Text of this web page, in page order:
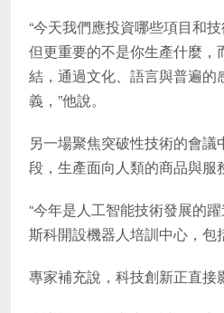
“今天我們應投資哪些項目和
但更重要的不是你生產什麼
結，通過文化、語言與普遍
義，”他說。
另一場聚焦突破性技術的會
段，生產面向人類的商品與服
“今年是人工智能技術發展的
斯科開設機器人培訓中心，包
專家補充說，科技創新正直接